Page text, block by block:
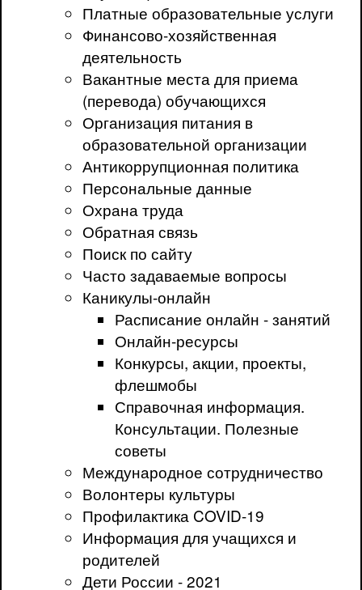
Платные образовательные услуги
Финансово-хозяйственная
деятельность
Вакантные места для приема
(перевода) обучающихся
Организация питания в
образовательной организации
Антикоррупционная политика
Персональные данные
Охрана труда
Обратная связь
Поиск по сайту
Часто задаваемые вопросы
Каникулы-онлайн
Расписание онлайн - занятий
Онлайн-ресурсы
Конкурсы, акции, проекты,
флешмобы
Справочная информация.
Консультации. Полезные
советы
Международное сотрудничество
Волонтеры культуры
Профилактика COVID-19
Информация для учащихся и
родителей
Дети России - 2021